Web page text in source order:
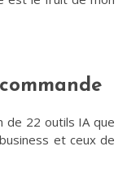
de 22 outils IA que
et ceux de